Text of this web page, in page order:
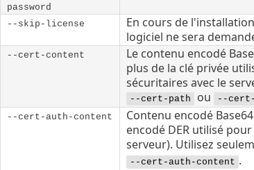
password
--skip-license
En cours de
logiciel ne sera
--cert-content
Le contenu encodé
plus de la clé privée
sécuritaires avec le
--cert-path ou --
--cert-auth-content
Contenu encodé
encodé DER utilisé
serveur). Utilisez
--cert-auth-content .